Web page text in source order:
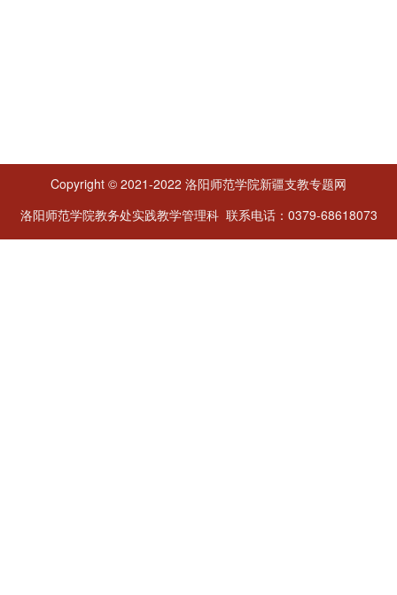
Copyright © 2021-2022 洛阳师范学院新疆支教专题网
洛阳师范学院教务处实践教学管理科 联系电话：0379-68618073